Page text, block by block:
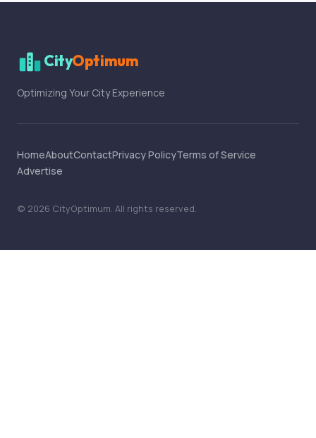
CityOptimum
Optimizing Your City Experience
HomeAboutContactPrivacy PolicyTerms of Service
Advertise
© 2026 CityOptimum. All rights reserved.